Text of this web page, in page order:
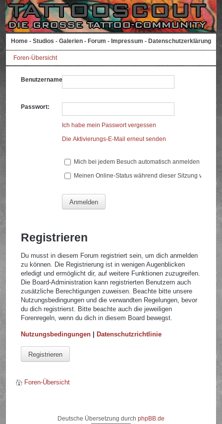
Home - Studios - Galerien - Forum - Impressum - Datenschutzerklärung
Foren-Übersicht
Benutzername:
Passwort:
Ich habe mein Passwort vergessen
Die Aktivierungs-E-Mail erneut senden
Mich bei jedem Besuch automatisch anmelden
Meinen Online-Status während dieser Sitzung
Registrieren
Du musst in diesem Forum registriert sein, um dich anmelden
zu können. Die Registrierung ist in wenigen Augenblicken
erledigt und ermöglicht dir, auf weitere Funktionen zuzugreifen.
Die Board-Administration kann registrierten Benutzern auch
zusätzliche Berechtigungen zuweisen. Beachte bitte unsere
Nutzungsbedingungen und die verwandten Regelungen, bevor
du dich registrierst. Bitte beachte auch die jeweiligen
Forenregeln, wenn du dich in diesem Board bewegst.
Nutzungsbedingungen |Datenschutzrichtlinie
Registrieren
Foren-Übersicht
Deutsche Übersetzung durch phpBB.de